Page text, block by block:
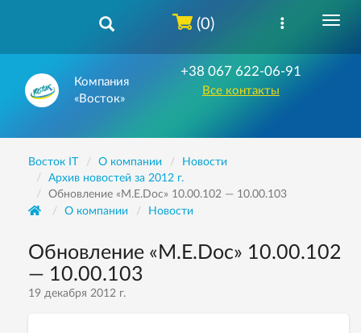
Компания
«Восток»
+38 067 622-06-91
Все контакты
(0)
Восток IT О компании
Новости
Архив новостей за 2012 г.
Обновление «M.E.Doc» 10.00.102 — 10.00.103
О компании
Новости
Обновление «M.E.Doc» 10.00.102
— 10.00.103
19 декабря 2012 г.